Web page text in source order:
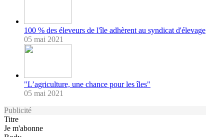
100 % des éleveurs de l'île adhèrent au syndicat d'élevage
05 mai 2021
"L’agriculture, une chance pour les îles"
05 mai 2021
Publicité
Titre
Je m'abonne